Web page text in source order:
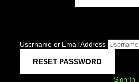
Username or Email Address
Sign In